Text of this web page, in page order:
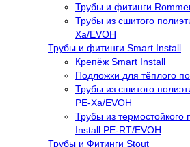
Трубы и фитинги
Трубы из сшитого
Xa/EVOH
Трубы и фитинги Smart Install
Крепёж Smart Install
Подложки для тёплого
Трубы из сшитого
PE-Xa/EVOH
Трубы из термостойкого
Install PE-RT/EVOH
Трубы и Фитинги Stout